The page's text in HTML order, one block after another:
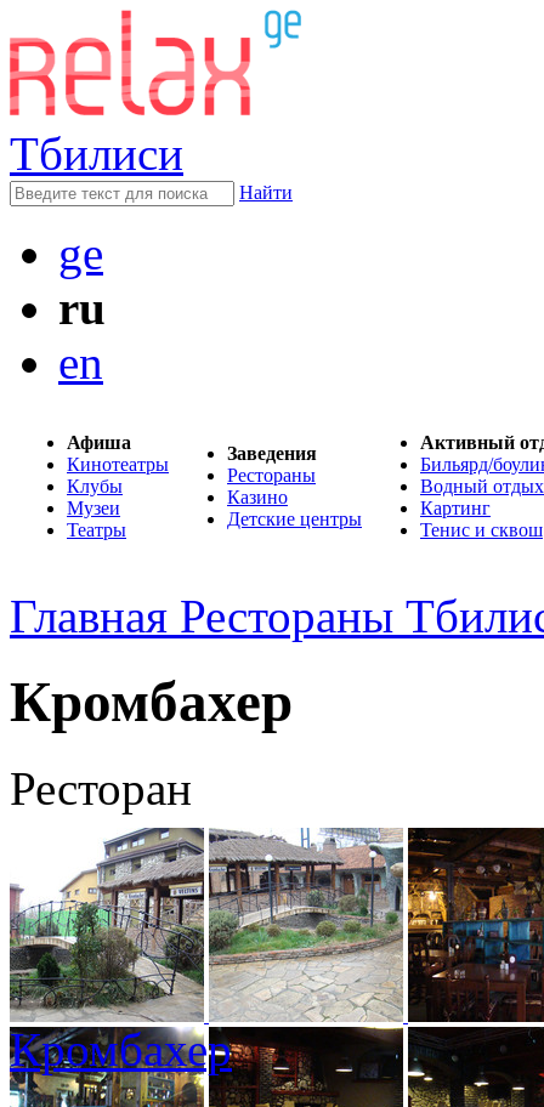
Тбилиси
Найти
ge
ru
en
Афиша
Кинотеатры
Клубы
Музеи
Театры
Заведения
Рестораны
Казино
Детские центры
Активный
Бильярд/
Водный отдых
Картинг
Тенис и сквош
Главная Рестораны
Кромбахер
Ресторан
Кромбахер